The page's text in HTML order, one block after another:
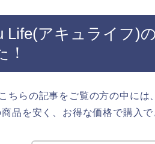
Life(アキュライフ)
！
ちらの記事をご覧の方の中に
品を安く、お得な価格で購入